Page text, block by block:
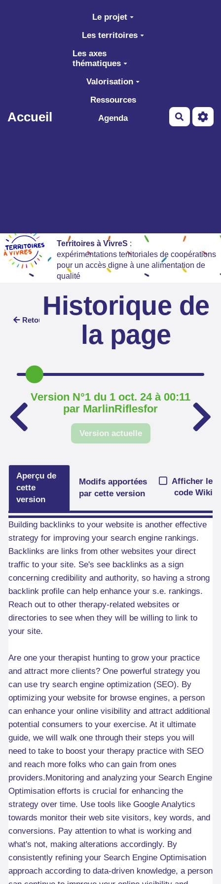
Aller au contenu principal
Accueil
Le projet
Les territoires
Les axes
thématiques
Valorisation
Ressources
Agenda
Territoires à VivreS :
expérimentations territoriales de coopérations
pour un accès digne à une alimentation de
qualité
Retour Historique de
la page
Version N°1 du 1 oct. 24 à 00:11
par MarlinRiflesfor
Version actuelle
Aperçu de
cette
version
Modifs apportées
par cette version
Afficher le
code Wiki